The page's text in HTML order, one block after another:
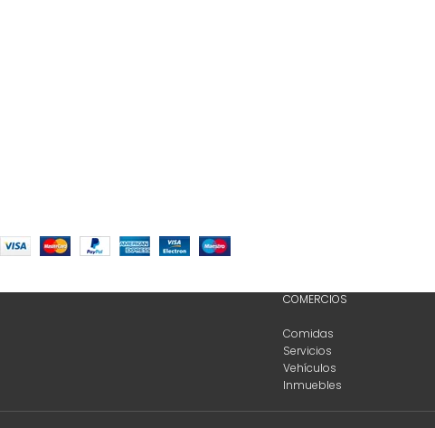
COMERCIOS
Comidas
Servicios
Vehículos
Inmuebles